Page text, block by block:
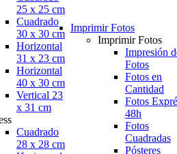
25 x 25 cm
Cuadrado
30 x 30 cm
Horizontal
31 x 23 cm
Horizontal
40 x 30 cm
Vertical 23
x 31 cm
Cuadrado
28 x 28 cm
Imprimir Fotos
Imprimir Fotos
Impresión
Fotos
Fotos en
Cantidad
Fotos
48h
Fotos
Cuadradas
Pósteres